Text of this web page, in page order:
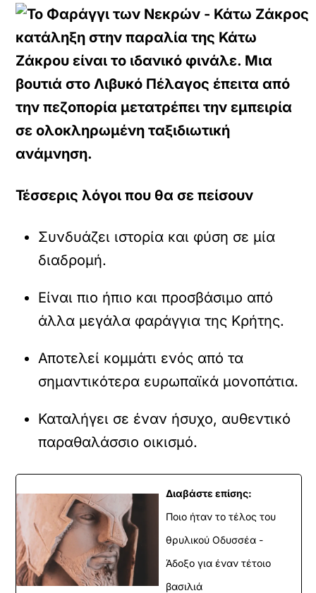
κατάληξη στην παραλία της Κάτω
Ζάκρου είναι το ιδανικό φινάλε. Μια
βουτιά στο Λιβυκό Πέλαγος έπειτα από
την πεζοπορία μετατρέπει την εμπειρία
σε ολοκληρωμένη ταξιδιωτική
ανάμνηση.
Τέσσερις λόγοι που θα σε πείσουν
Συνδυάζει ιστορία και φύση σε μία
διαδρομή.
Είναι πιο ήπιο και προσβάσιμο από
άλλα μεγάλα φαράγγια της Κρήτης.
Αποτελεί κομμάτι ενός από τα
σημαντικότερα ευρωπαϊκά μονοπάτια.
Καταλήγει σε έναν ήσυχο, αυθεντικό
παραθαλάσσιο οικισμό.
Διαβάστε επίσης:
Ποιο ήταν το τέλος του
θρυλικού Οδυσσέα -
Άδοξο για έναν τέτοιο
βασιλιά
Κ
ά